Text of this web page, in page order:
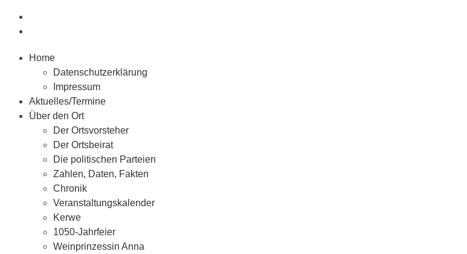
Home
Datenschutzerklärung
Impressum
Aktuelles/Termine
Über den Ort
Der Ortsvorsteher
Der Ortsbeirat
Die politischen Parteien
Zahlen, Daten, Fakten
Chronik
Veranstaltungskalender
Kerwe
1050-Jahrfeier
Weinprinzessin Anna